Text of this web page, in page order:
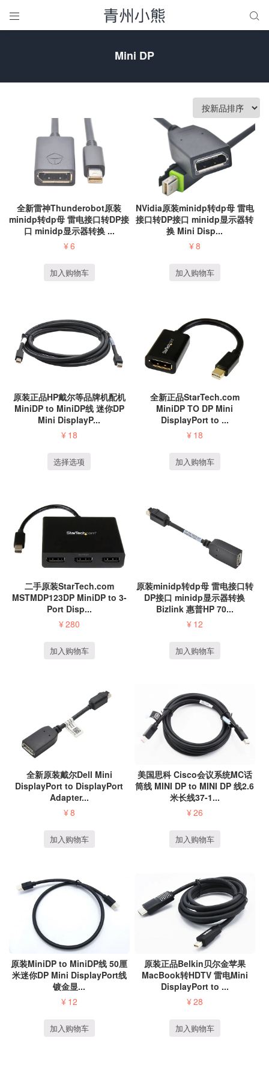
 
Mini DP
全新雷神Thunderobot原装
minidp转dp母 雷电接口转DP接
口 minidp显示器转换 ...
¥6
加入购物车
NVidia原装minidp转dp母 雷电
接口转DP接口 minidp显示器转
换 Mini Disp...
¥8
加入购物车
原装正品HP戴尔等品牌机配机
MiniDP to MiniDP线 迷你DP
Mini DisplayP...
¥ 18
选择选项
全新正品StarTech.com
MiniDP TO DP Mini
DisplayPort to ...
¥ 18
加入购物车
二手原装StarTech.com
MSTMDP123DP MiniDP to 3-
Port Disp...
¥280
加入购物车
原装minidp转dp母 雷电接口转
DP接口 minidp显示器转换
Bizlink 惠普HP 70...
¥ 12
加入购物车
全新原装戴尔Dell Mini
DisplayPort to DisplayPort
Adapter...
¥8
加入购物车
美国思科 Cisco会议系统MC话
筒线 MINI DP to MINI DP 线2.6
米长线37-1...
¥26
加入购物车
原装MiniDP to MiniDP线 50厘
米迷你DP Mini DisplayPort线
镀金显...
¥ 12
加入购物车
原装正品Belkin贝尔金苹果
MacBook转HDTV 雷电Mini
DisplayPort to ...
¥28
加入购物车